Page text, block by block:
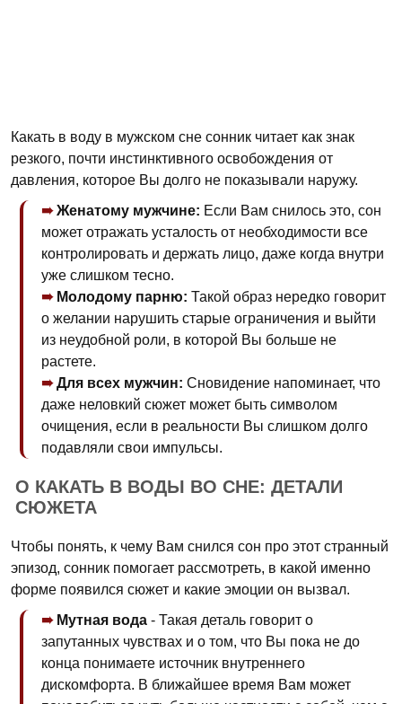
Какать в воду в мужском сне сонник читает как знак
резкого, почти инстинктивного освобождения от
давления, которое Вы долго не показывали наружу.
Женатому мужчине: Если Вам снилось это, сон
может отражать усталость от необходимости все
контролировать и держать лицо, даже когда внутри
уже слишком тесно.
Молодому парню: Такой образ нередко говорит
о желании нарушить старые ограничения и выйти
из неудобной роли, в которой Вы больше не
растете.
Для всех мужчин: Сновидение напоминает, что
даже неловкий сюжет может быть символом
очищения, если в реальности Вы слишком долго
подавляли свои импульсы.
О КАКАТЬ В ВОДЫ ВО СНЕ: ДЕТАЛИ
СЮЖЕТА
Чтобы понять, к чему Вам снился сон про этот странный
эпизод, сонник помогает рассмотреть, в какой именно
форме появился сюжет и какие эмоции он вызвал.
Мутная вода - Такая деталь говорит о
запутанных чувствах и о том, что Вы пока не до
конца понимаете источник внутреннего
дискомфорта. В ближайшее время Вам может